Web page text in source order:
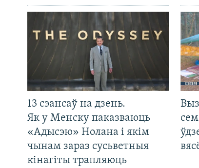
13 сэансаў на дзень.
Як у Менску паказваюць
«Адысэю» Нолана і якім
чынам зараз сусьветныя
кінагіты трапляюць